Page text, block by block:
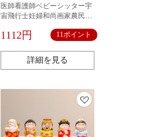
医師看護師ベビーシッター宇
宙飛行士妊婦和尚画家農民音
1112円 11ポイント
詳細を見る